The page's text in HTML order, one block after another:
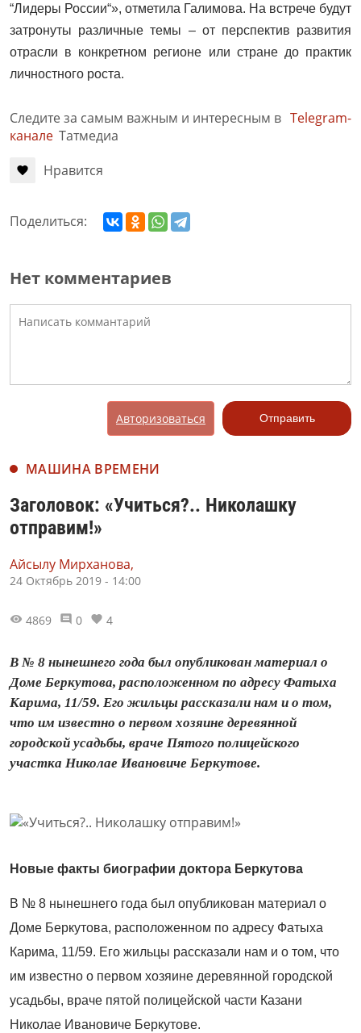
“Лидеры России“», отметила Галимова. На встрече будут
затронуты различные темы – от перспектив развития
отрасли в конкретном регионе или стране до практик
личностного роста.
Следите за самым важным и интересным в Telegram-
канале Татмедиа
Нравится
Поделиться:
Нет комментариев
Авторизоваться Отправить
МАШИНА ВРЕМЕНИ
Заголовок: «Учиться?.. Николашку
отправим!»
Айсылу Мирханова,
24 Октябрь 2019 - 14:00
4869 0 4
В № 8 нынешнего года был опубликован материал о
Доме Беркутова, расположенном по адресу Фатыха
Карима, 11/59. Его жильцы рассказали нам и о том,
что им известно о первом хозяине деревянной
городской усадьбы, враче Пятого полицейского
участка Николае Ивановиче Беркутове.
Новые факты биографии доктора Беркутова
В № 8 нынешнего года был опубликован материал о
Доме Беркутова, расположенном по адресу Фатыха
Карима, 11/59. Его жильцы рассказали нам и о том, что
им известно о первом хозяине деревянной городской
усадьбы, враче пятой полицейской части Казани
Николае Ивановиче Беркутове.